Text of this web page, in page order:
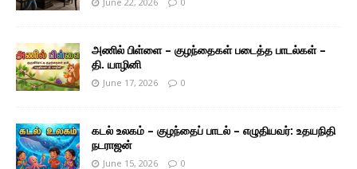
அணில் பிள்ளை – குழந்தைகள் படைத்த பாடல்கள் –
தி. யாழினி
June 17, 2026 0
கடல் உலகம் – குழந்தைப் பாடல் – எழுதியவர்: உதயநிதி
நடராஜன்
June 15, 2026 0